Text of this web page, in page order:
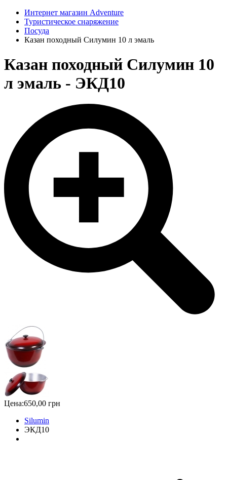
Интернет магазин Adventure
Туристическое снаряжение
Посуда
Казан походный Силумин 10 л эмаль
Казан походный Силумин 10
л эмаль - ЭКД10
Цена:650,00 грн
Silumin
ЭКД10